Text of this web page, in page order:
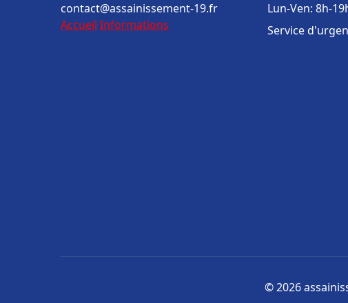
contact@assainissement-19.fr
Accueil Informations
Lun-Ven: 8h-
Service
© 2026